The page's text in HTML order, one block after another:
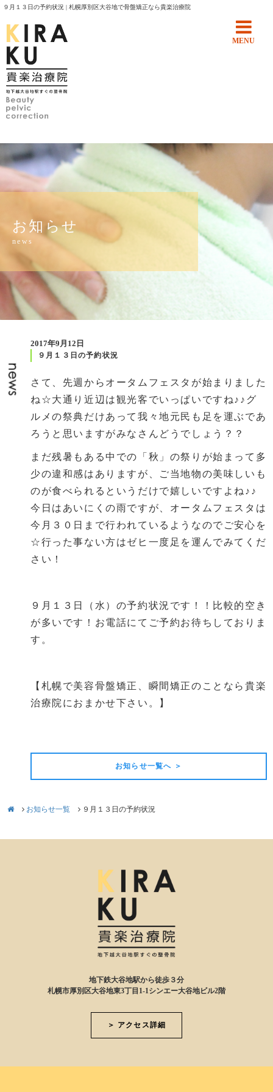
９月１３日の予約状況 | 札幌厚別区大谷地で骨盤矯正なら貴楽治療院
MENU
お知らせ
news
2017年9月12日
９月１３日の予約状況
さて、先週からオータムフェスタが始まりました
ね☆大通り近辺は観光客でいっぱいですね♪♪グ
ルメの祭典だけあって我々地元民も足を運ぶであ
ろうと思いますがみなさんどうでしょう？？
まだ残暑もある中での「秋」の祭りが始まって多
少の違和感はありますが、ご当地物の美味しいも
のが食べられるというだけで嬉しいですよね♪♪
今日はあいにくの雨ですが、オータムフェスタは
今月３０日まで行われているようなのでご安心を
☆行った事ない方はゼヒ一度足を運んでみてくだ
さい！
９月１３日（水）の予約状況です！！比較的空き
が多いです！お電話にてご予約お待ちしておりま
す。
【札幌で美容骨盤矯正、瞬間矯正のことなら貴楽
治療院におまかせ下さい。】
お知らせ一覧へ ＞
お知らせ一覧 ９月１３日の予約状況
地下鉄大谷地駅から徒歩３分
札幌市厚別区大谷地東3丁目1-1シンエー大谷地ビル2階
＞ アクセス詳細